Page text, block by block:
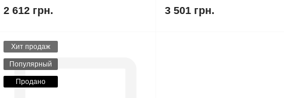
2 612 грн. 3 501 грн.
Хит продаж
Популярный
Продано